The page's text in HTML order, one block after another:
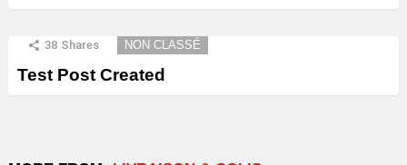
38 Shares NON CLASSÉ
Test Post Created